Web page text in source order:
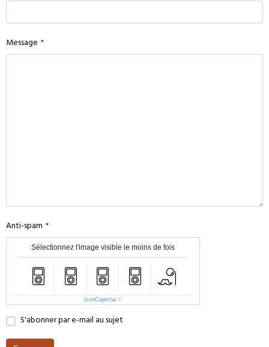
Message
Anti-spam
Sélectionnez l'image visible le moins de fois
IconCaptcha ©
S'abonner par e-mail au sujet